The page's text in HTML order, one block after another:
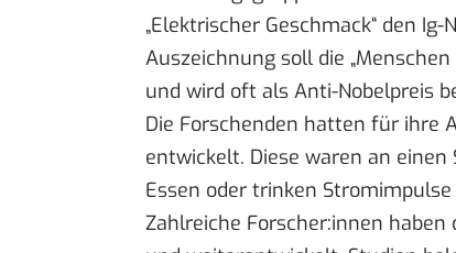
„Elektrischer Geschmack“ den Ig-
Auszeichnung soll die
und wird oft als Anti-Nobelpreis
Die Forschenden hatten für ihre
entwickelt. Diese waren an
Essen oder trinken Stromimpulse
Zahlreiche Forscher:innen